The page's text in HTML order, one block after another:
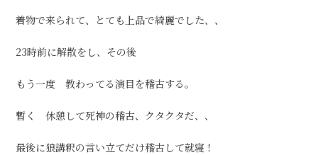
着物で来られて、とても上品で綺麗でした、、
23時前に解散をし、その後
もう一度 教わってる演目を稽古する。
暫く 休憩して死神の稽古、クタクタだ、、
最後に狼講釈の言い立てだけ稽古して就寝！